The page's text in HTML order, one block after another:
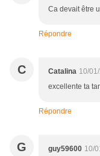
Ca devait être
Répondre
C Catalina 10/
excellente ta
Répondre
G guy59600 10/